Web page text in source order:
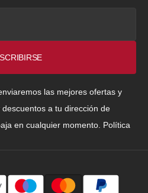
las mejores ofertas y
a tu dirección de
en cualquier momento. Política